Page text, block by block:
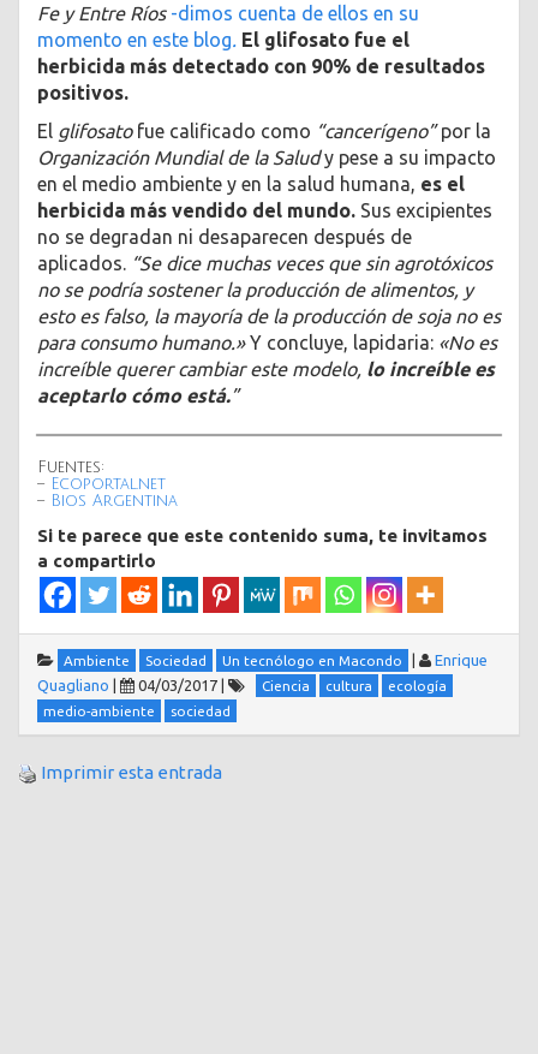
Fe y Entre Ríos -dimos cuenta de ellos en su
momento en este blog. El glifosato fue el
herbicida más detectado con 90% de resultados
positivos.
El glifosatofue calificado como “cancerígeno”por la
Organización Mundial de la Saludy pese a su impacto
en el medio ambiente y en la salud humana, es el
herbicida más vendido del mundo. Sus excipientes
no se degradan ni desaparecen después de
aplicados. “Se dice muchas veces que sin agrotóxicos
no se podría sostener la producción de alimentos, y
esto es falso, la mayoría de la producción de soja no es
para consumo humano.»Y concluye, lapidaria: «No es
increíble querer cambiar este modelo, lo increíble es
aceptarlo cómo está.”
Fuentes:
– Ecoportal.net
– Bios Argentina
Si te parece que este contenido suma, te invitamos
a compartirlo
Ambiente Sociedad Un tecnólogo en Macondo |
Enrique
Quagliano | 04/03/2017 | Ciencia cultura
ecología
medio-ambiente
sociedad
Imprimir esta entrada